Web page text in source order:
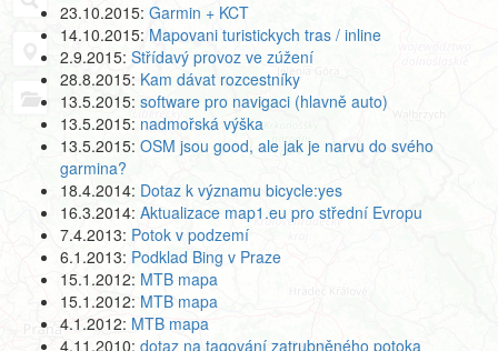
23.10.2015: Garmin + KCT
14.10.2015: Mapovani turistickych tras / inline
2.9.2015: Střídavý provoz ve zúžení
28.8.2015: Kam dávat rozcestníky
13.5.2015: software pro navigaci (hlavně auto)
13.5.2015: nadmořská výška
13.5.2015: OSM jsou good, ale jak je narvu do svého
garmina?
18.4.2014: Dotaz k významu bicycle:yes
16.3.2014: Aktualizace map1.eu pro střední Evropu
7.4.2013: Potok v podzemí
6.1.2013: Podklad Bing v Praze
15.1.2012: MTB mapa
15.1.2012: MTB mapa
4.1.2012: MTB mapa
4.11.2010: dotaz na tagování zatrubněného potoka